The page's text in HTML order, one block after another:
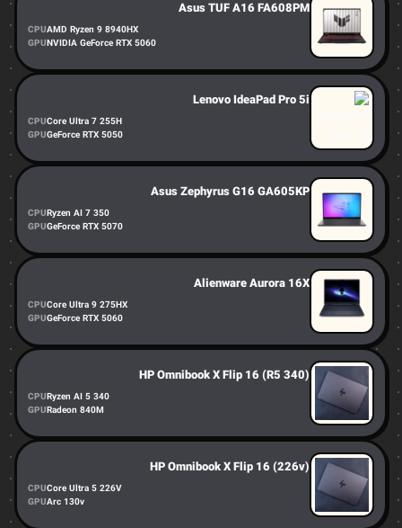
Asus TUF A16 FA608PM
CPUAMD Ryzen 9 8940HX
GPUNVIDIA GeForce RTX 5060
Lenovo IdeaPad Pro 5i
CPUCore Ultra 7 255H
GPUGeForce RTX 5050
Asus Zephyrus G16 GA605KP
CPURyzen AI 7 350
GPUGeForce RTX 5070
Alienware Aurora 16X
CPUCore Ultra 9 275HX
GPUGeForce RTX 5060
HP Omnibook X Flip 16 (R5 340)
CPURyzen AI 5 340
GPURadeon 840M
HP Omnibook X Flip 16 (226v)
CPUCore Ultra 5 226V
GPUArc 130v